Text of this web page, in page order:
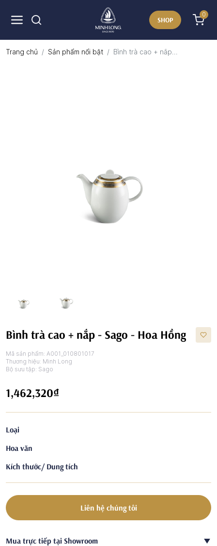
SHOP
0
Trang chủ Sản phẩm nổi bật Bình trà cao + nắp...
Bình trà cao + nắp - Sago - Hoa Hồng
Mã sản phẩm: A001_010801017
Thương hiệu: Minh Long
Bộ sưu tập: Sago
1,462,320₫
Loại
Hoa văn
Kích thước/ Dung tích
Liên hệ chúng tôi
Mua trực tiếp tại Showroom